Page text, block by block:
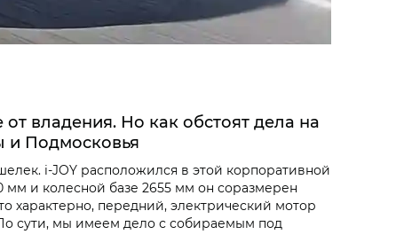
владения. Но как обстоят дела на
и Подмосковья
i‑JOY расположился в этой корпоративной
мм и колесной базе 2655 мм он соразмерен
характерно, передний, электрический мотор
По сути, мы имеем дело с собираемым под